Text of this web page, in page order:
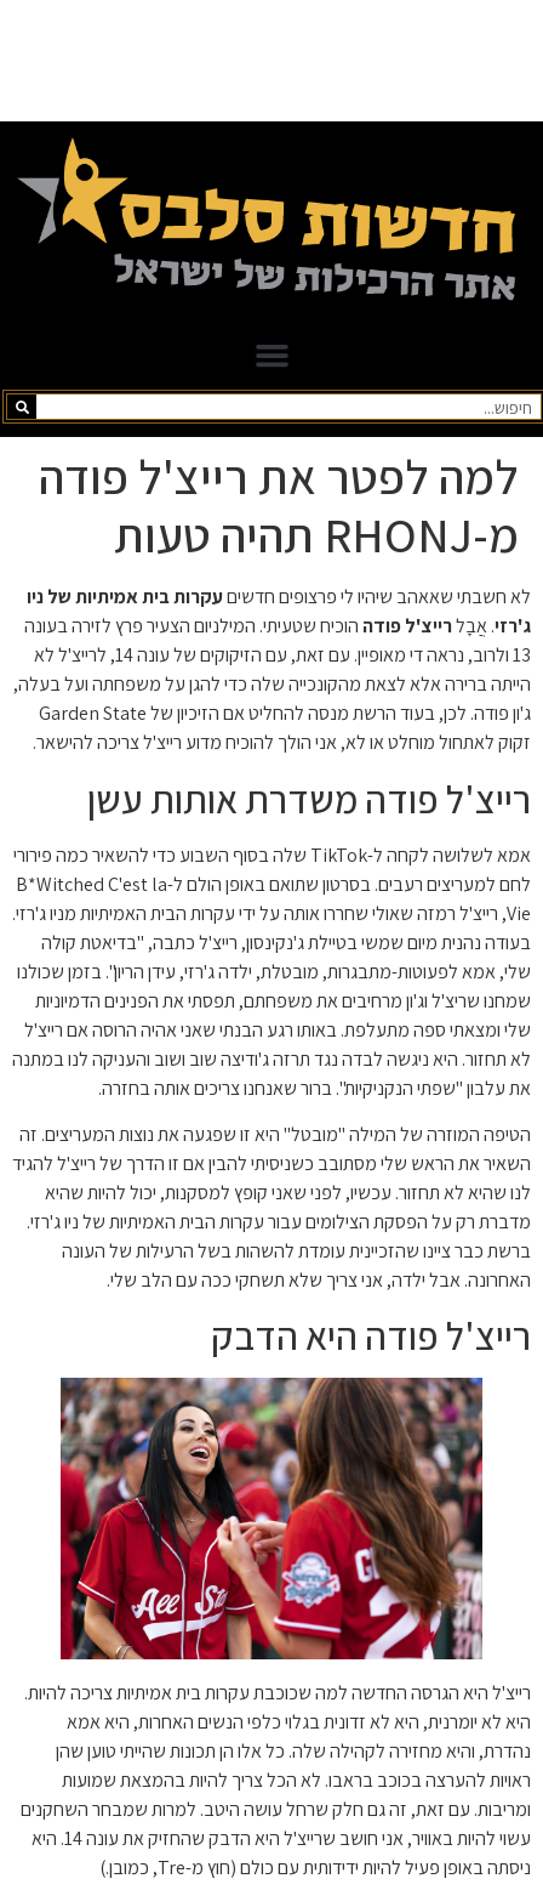
למה לפטר את רייצ'ל פודה
מ-RHONJ תהיה טעות
לא חשבתי שאאהב שיהיו לי פרצופים חדשיםעקרות בית אמיתיות של ניו
ג'רזי. אֲבָלרייצ'ל פודה הוכיח שטעיתי. המילניום הצעיר פרץ לזירה בעונה
13 ולרוב, נראה די מאופיין. עם זאת, עם הזיקוקים של עונה 14, לרייצ'ל לא
הייתה ברירה אלא לצאת מהקונכייה שלה כדי להגן על משפחתה ועל בעלה,
ג'ון פודה. לכן, בעוד הרשת מנסה להחליט אם הזיכיון של Garden State
זקוק לאתחול מוחלט או לא, אני הולך להוכיח מדוע רייצ'ל צריכה להישאר.
רייצ'ל פודה משדרת אותות עשן
אמא לשלושה לקחה ל-TikTok שלה בסוף השבוע כדי להשאיר כמה פירורי
לחם למעריצים רעבים. בסרטון שתואם באופן הולם ל-B*Witched C'est la
Vie, רייצ'ל רמזה שאולי שחררו אותה על ידי עקרות הבית האמיתיות מניו ג'רזי.
בעודה נהנית מיום שמשי בטיילת ג'נקינסון, רייצ'ל כתבה, "בדיאטת קולה
שלי, אמא לפעוטות-מתבגרות, מובטלת, ילדה ג'רזי, עידן הריון". בזמן שכולנו
שמחנו שריצ'ל וג'ון מרחיבים את משפחתם, תפסתי את הפנינים הדמיוניות
שלי ומצאתי ספה מתעלפת. באותו רגע הבנתי שאני אהיה הרוסה אם רייצ'ל
לא תחזור. היא ניגשה לבדה נגד תרזה ג'ודיצה שוב ושוב והעניקה לנו במתנה
את עלבון "שפתי הנקניקיות". ברור שאנחנו צריכים אותה בחזרה.
הטיפה המוזרה של המילה "מובטל" היא זו שפגעה את נוצות המעריצים. זה
השאיר את הראש שלי מסתובב כשניסיתי להבין אם זו הדרך של רייצ'ל להגיד
לנו שהיא לא תחזור. עכשיו, לפני שאני קופץ למסקנות, יכול להיות שהיא
מדברת רק על הפסקת הצילומים עבור עקרות הבית האמיתיות של ניו ג'רזי.
ברשת כבר ציינו שהזכיינית עומדת להשהות בשל הרעילות של העונה
האחרונה. אבל ילדה, אני צריך שלא תשחקי ככה עם הלב שלי.
רייצ'ל פודה היא הדבק
רייצ'ל היא הגרסה החדשה למה שכוכבת עקרות בית אמיתיות צריכה להיות.
היא לא יומרנית, היא לא זדונית בגלוי כלפי הנשים האחרות, היא אמא
נהדרת, והיא מחזירה לקהילה שלה. כל אלו הן תכונות שהייתי טוען שהן
ראויות להערצה בכוכב בראבו. לא הכל צריך להיות בהמצאת שמועות
ומריבות. עם זאת, זה גם חלק שרחל עושה היטב. למרות שמבחר השחקנים
עשוי להיות באוויר, אני חושב שרייצ'ל היא הדבק שהחזיק את עונה 14. היא
ניסתה באופן פעיל להיות ידידותית עם כולם (חוץ מ-Tre, כמובן.)